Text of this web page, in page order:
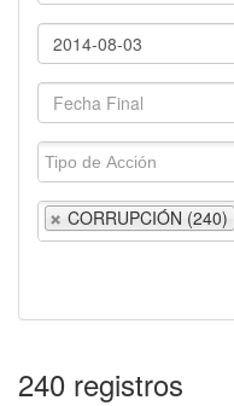
CORRUPCIÓN (240)
240 registros